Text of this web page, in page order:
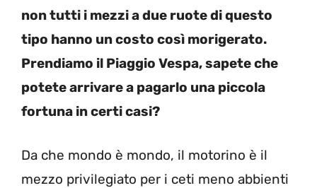
non tutti i mezzi a due ruote di questo
tipo hanno un costo così morigerato.
Prendiamo il Piaggio Vespa, sapete che
potete arrivare a pagarlo una piccola
fortuna in certi casi?
Da che mondo è mondo, il motorino è il
mezzo privilegiato per i ceti meno abbienti